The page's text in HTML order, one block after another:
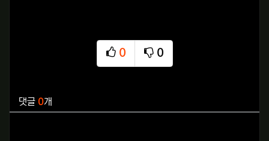
0
추천
0
비추천
댓글 0개